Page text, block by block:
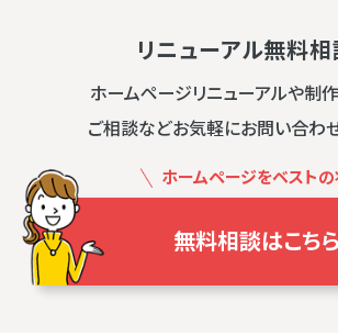
リニューアル無料相
ホームページリニューアルや制
ご相談などお気軽にお問い合わ
ホームページをベスト
無料相談はこちら